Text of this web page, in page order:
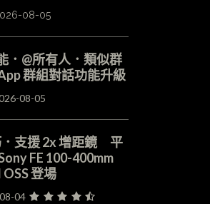
08-05
．@所有人．類似群
群組對話功能升級
08-05
．支援 2x 增距鏡 平
FE 100-400mm
登場
04